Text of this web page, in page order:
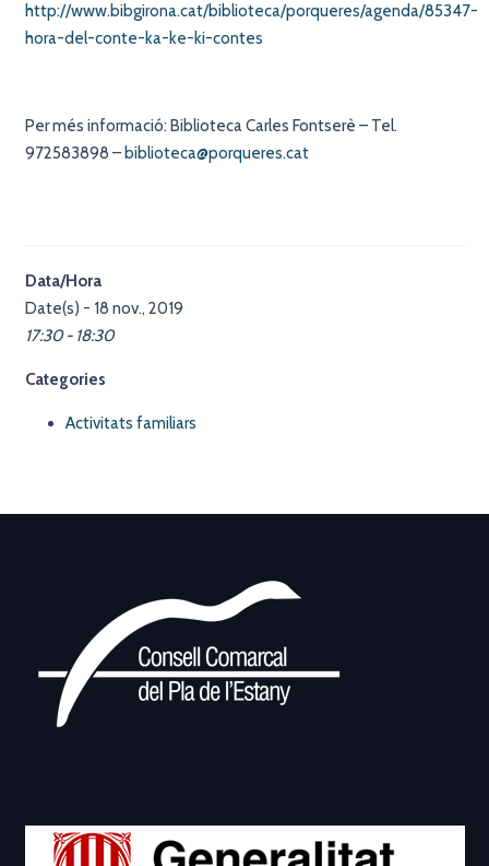
http://www.bibgirona.cat/biblioteca/porqueres/agenda/85347-
hora-del-conte-ka-ke-ki-contes
Per més informació: Biblioteca Carles Fontserè – Tel.
972583898 –biblioteca@porqueres.cat
Data/Hora
Date(s) - 18 nov., 2019
17:30 - 18:30
Categories
Activitats familiars